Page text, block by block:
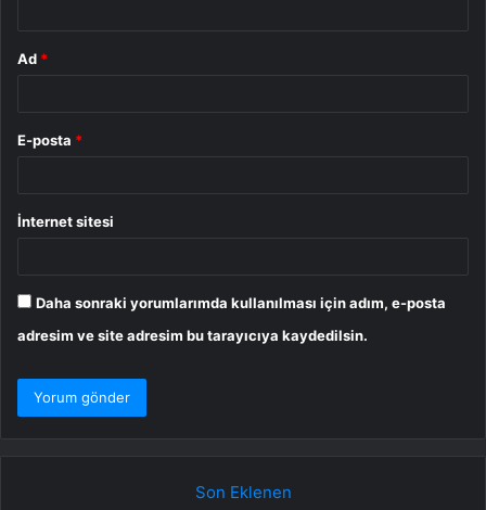
Ad *
E-posta *
İnternet sitesi
Daha sonraki yorumlarımda kullanılması için adım, e-posta
adresim ve site adresim bu tarayıcıya kaydedilsin.
Son Eklenen